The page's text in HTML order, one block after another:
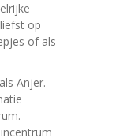
op
of als
Anjer.